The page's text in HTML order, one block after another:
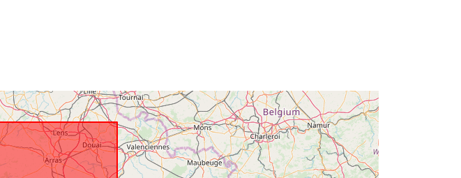
4265-b572-d9b364cf160f
Typ:
Resurs:
http://inspire.ec.europa.eu/metadata-
codelist/SpatialDataServiceType/vie